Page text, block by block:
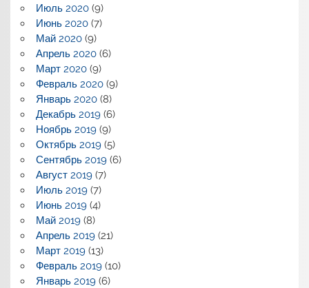
Июль 2020(9)
Июнь 2020(7)
Май 2020(9)
Апрель 2020(6)
Март 2020(9)
Февраль 2020(9)
Январь 2020(8)
Декабрь 2019(6)
Ноябрь 2019(9)
Октябрь 2019(5)
Сентябрь 2019(6)
Август 2019(7)
Июль 2019(7)
Июнь 2019(4)
Май 2019(8)
Апрель 2019(21)
Март 2019(13)
Февраль 2019(10)
Январь 2019(6)